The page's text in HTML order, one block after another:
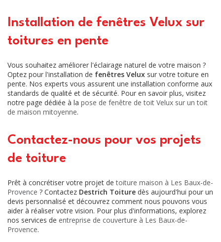
Installation de fenêtres Velux sur
toitures en pente
Vous souhaitez améliorer l'éclairage naturel de votre maison ?
Optez pour l'installation de fenêtres Velux sur votre toiture en
pente. Nos experts vous assurent une installation conforme aux
standards de qualité et de sécurité. Pour en savoir plus, visitez
notre page dédiée à la pose de fenêtre de toit Velux sur un toit
de maison mitoyenne.
Contactez-nous pour vos projets
de toiture
Prêt à concrétiser votre projet detoiture maison à Les Baux-de-
Provence ? Contactez Destrich Toiture dès aujourd'hui pour un
devis personnalisé et découvrez comment nous pouvons vous
aider à réaliser votre vision. Pour plus d'informations, explorez
nos services de entreprise de couverture à Les Baux-de-
Provence.